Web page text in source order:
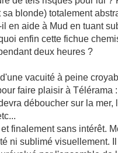
blonde) totalement
en aide à Mud en tuant
enfin cette fichue
deux heures ?
vacuité à peine
faire plaisir à Télérama
déboucher sur la
finalement sans intérêt.
ni sublimé visuellement.